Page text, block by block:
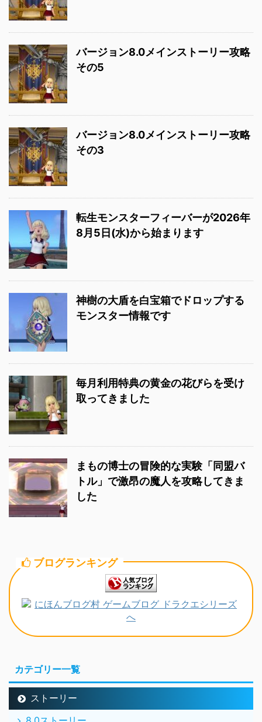
バージョン8.0メインストーリー攻略
その5
バージョン8.0メインストーリー攻略
その3
転生モンスターフィーバーが2026年
8月5日(水)から始まります
神樹の大盾を白宝箱でドロップする
モンスター情報です
毎月利用特典の黄金の花びらを受け
取ってきました
まもの博士の冒険的な実験「同盟バ
トル」で激昂の魔人を攻略してきま
した
ブログランキング
カテゴリー一覧
ストーリー